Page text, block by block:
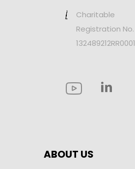
Charitable
Registration No.
132489212RR0001
ABOUT US